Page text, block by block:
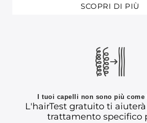
SCOPRI DI PIÙ
I tuoi capelli non sono più
L'hairTest gratuito ti
trattamento specifico